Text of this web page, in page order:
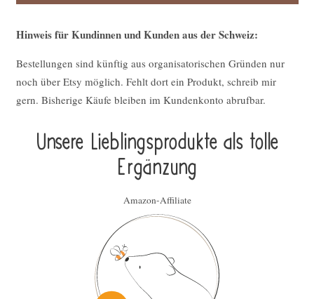
Hinweis für Kundinnen und Kunden aus der Schweiz:
Bestellungen sind künftig aus organisatorischen Gründen nur
noch über Etsy möglich. Fehlt dort ein Produkt, schreib mir
gern. Bisherige Käufe bleiben im Kundenkonto abrufbar.
Unsere Lieblings­pro­duk­te als tolle
Ergän­zung
Amazon-Affiliate